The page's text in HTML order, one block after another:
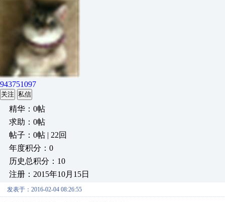
943751097
关注 私信
精华：0帖
求助：0帖
帖子：0帖 | 22回
年度积分：0
历史总积分：10
注册：2015年10月15日
发表于：2016-02-04 08:26:55